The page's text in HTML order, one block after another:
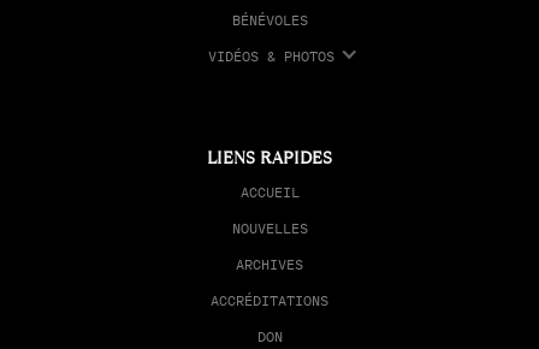
BÉNÉVOLES
VIDÉOS & PHOTOS
LIENS RAPIDES
ACCUEIL
NOUVELLES
ARCHIVES
ACCRÉDITATIONS
DON